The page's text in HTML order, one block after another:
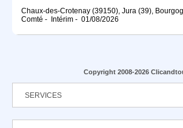
Chaux-des-Crotenay (39150), Jura (39),
Comté - Intérim - 01/08/2026
Copyright 2008-2026
SERVICES